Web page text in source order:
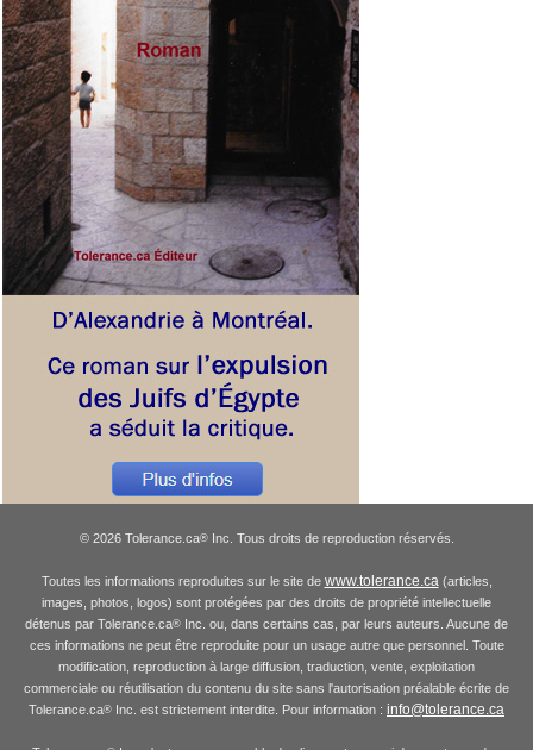
© 2026 Tolerance.ca®Inc. Tous droits de reproduction réservés.
Toutes les informations reproduites sur le site de www.tolerance.ca(articles,
images, photos, logos) sont protégées par des droits de propriété intellectuelle
détenus par Tolerance.ca® Inc. ou, dans certains cas, par leurs auteurs. Aucune de
ces informations ne peut être reproduite pour un usage autre que personnel. Toute
modification, reproduction à large diffusion, traduction, vente, exploitation
commerciale ou réutilisation du contenu du site sans l'autorisation préalable écrite de
Tolerance.ca® Inc. est strictement interdite. Pour information : info@tolerance.ca